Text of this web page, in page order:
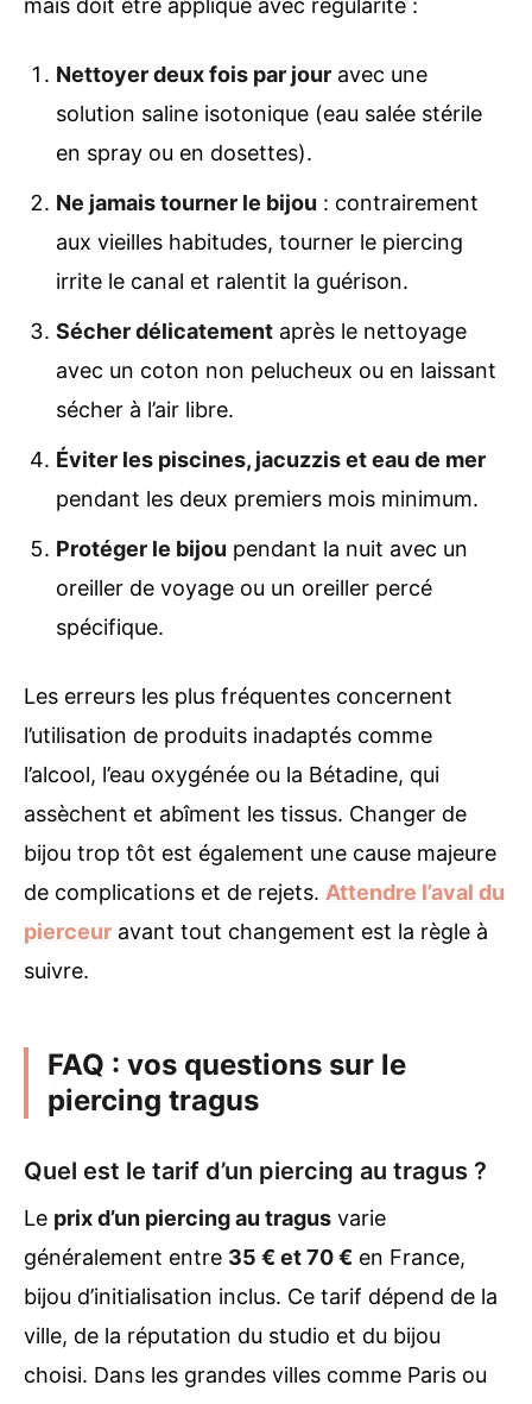
Nettoyer deux fois par jour avec une
solution saline isotonique (eau salée stérile
en spray ou en dosettes).
Ne jamais tourner le bijou : contrairement
aux vieilles habitudes, tourner le piercing
irrite le canal et ralentit la guérison.
Sécher délicatement après le nettoyage
avec un coton non pelucheux ou en laissant
sécher à l’air libre.
Éviter les piscines, jacuzzis et eau de mer
pendant les deux premiers mois minimum.
Protéger le bijou pendant la nuit avec un
oreiller de voyage ou un oreiller percé
spécifique.
Les erreurs les plus fréquentes concernent
l’utilisation de produits inadaptés comme
l’alcool, l’eau oxygénée ou la Bétadine, qui
assèchent et abîment les tissus. Changer de
bijou trop tôt est également une cause majeure
de complications et de rejets. Attendre l’aval du
pierceur avant tout changement est la règle à
suivre.
FAQ : vos questions sur le
piercing tragus
Quel est le tarif d’un piercing au tragus ?
Le prix d’un piercing au tragus varie
généralement entre 35 € et 70 € en France,
bijou d’initialisation inclus. Ce tarif dépend de la
ville, de la réputation du studio et du bijou
choisi. Dans les grandes villes comme Paris ou